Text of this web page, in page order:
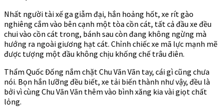
Nhất người tài xế ga giẫm đại, hắn hoảng hốt, xe rít gào
nghiêng cắm vào bên cạnh một tòa cồn cát, tất cả đầu xe đều
chui vào cồn cát trong, bánh sau còn đang không ngừng mà
hướng ra ngoài giương hạt cát. Chỉnh chiếc xe mã lực mạnh mẽ
được tượng một đầu không chịu khống chế trâu điên.
Thẩm Quốc Đống nắm chặt Chu Vãn Vãn tay, cái gì cũng chưa
nói. Bọn hắn lưỡng đều biết, xe tải biến thành như vậy, đều là
bởi vì cùng Chu Vãn Vãn thêm vào bình xăng kia vài giọt chất
lỏng.